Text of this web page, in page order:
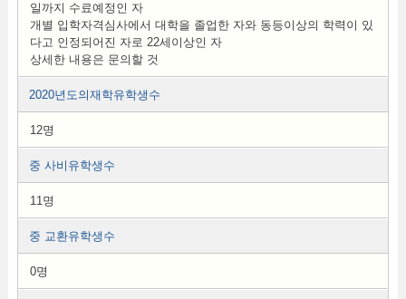
일까지 수료예정인 자
개별 입학자격심사에서 대학을 졸업한 자와 동등이상의 학력이 있
다고 인정되어진 자로 22세이상인 자
상세한 내용은 문의할 것
2020년도의재학유학생수
12명
중 사비유학생수
11명
중 교환유학생수
0명